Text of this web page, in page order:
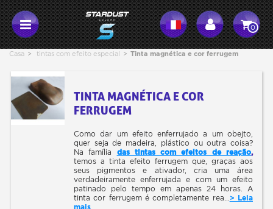
0
Casa > tintas com efeito especial > Tinta magnética e cor ferrugem
TINTA MAGNÉTICA E COR
FERRUGEM
Como dar um efeito enferrujado a um obejto,
quer seja de madeira, plástico ou outra coisa?
Na família das tintas com efeitos de reação,
temos a tinta efeito ferrugem que, graças aos
seus pigmentos e ativador, cria uma área
verdadeiramente enferrujada e com um efeito
patinado pelo tempo em apenas 24 horas. A
tinta cor ferrugem é completamente rea...> Leia
mais